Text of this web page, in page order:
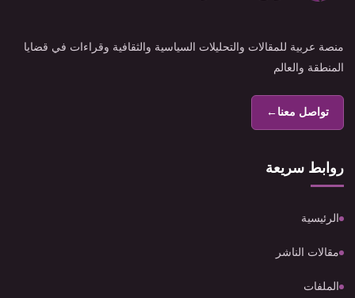
منصة عربية للمقالات والتحليلات السياسية والثقافية وقراءات في قضايا
المنطقة والعالم
تواصل معنا←
روابط سريعة
الرئيسية
مقالات الناشر
الملفات